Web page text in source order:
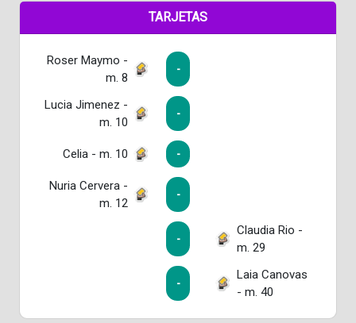
TARJETAS
Roser Maymo -
m. 8
-
Lucia Jimenez -
m. 10
-
Celia - m. 10 -
Nuria Cervera -
m. 12
-
-
Claudia Rio -
m. 29
-
Laia Canovas
- m. 40